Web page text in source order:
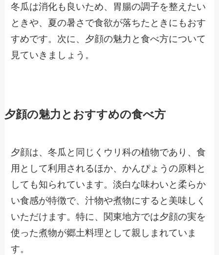
冬瓜は消化も良いため、胃腸の調子を整えたい
ときや、夏の暑さで食欲が落ちたときにもおす
すめです。次に、夕顔の魅力と食べ方について
見ていきましょう。
夕顔の魅力とおすすめの食べ方
夕顔は、冬瓜と同じくウリ科の植物であり、食
用として利用されるほか、かんぴょうの原料と
しても知られています。淡白な味わいと柔らか
い食感が特徴で、汁物や煮物にすると美味しく
いただけます。特に、関東地方では夕顔の実を
使った煮物が郷土料理として親しまれていま
す。